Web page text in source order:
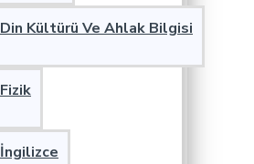
Din Kültürü Ve Ahlak Bilgisi
Fizik
İngilizce